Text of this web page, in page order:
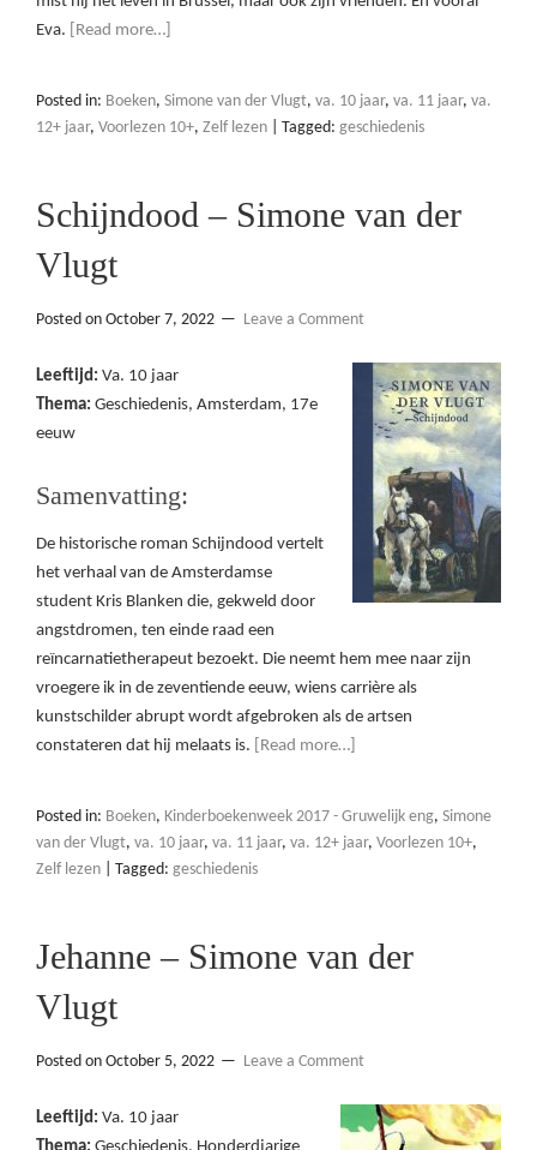
Eva.
[Read more…]
Posted in: Boeken, Simone van der Vlugt, va. 10 jaar, va. 11 jaar, va.
12+ jaar, Voorlezen 10+, Zelf lezen Tagged: geschiedenis
Schijndood – Simone van der
Vlugt
Posted on October 7, 2022 Leave a Comment
Leeftijd: Va. 10 jaar
Thema: Geschiedenis, Amsterdam, 17e
eeuw
Samenvatting:
De historische roman Schijndood vertelt
het verhaal van de Amsterdamse
student Kris Blanken die, gekweld door
angstdromen, ten einde raad een
reïncarnatietherapeut bezoekt. Die neemt hem mee naar zijn
vroegere ik in de zeventiende eeuw, wiens carrière als
kunstschilder abrupt wordt afgebroken als de artsen
constateren dat hij melaats is.
[Read more…]
Posted in: Boeken, Kinderboekenweek 2017 - Gruwelijk eng, Simone
van der Vlugt, va. 10 jaar, va. 11 jaar, va. 12+ jaar, Voorlezen 10+,
Zelf lezen
Tagged: geschiedenis
Jehanne – Simone van der
Vlugt
Posted on October 5, 2022 Leave a Comment
Leeftijd: Va. 10 jaar